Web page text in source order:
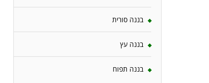
בננה סורית
בננה עץ
בננה תפוח